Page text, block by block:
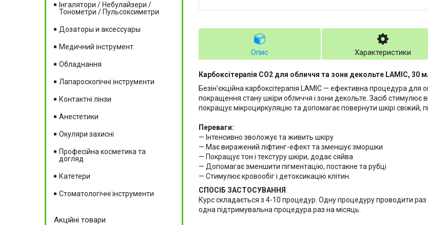
Опис Характеристики
Карбоксітерапія CO2 для обличчя та зони декольте LAMIC, 30
Безінʼєкційна карбоксітерапія LAMIC — ефективна процедура
покращення стану шкіри обличчя і зони декольте. Засіб стимулює
покращує мікроциркуляцію та допомагає повернути шкірі свіжий,
Переваги:
— Інтенсивно зволожує та живить шкіру
— Має виражений ліфтинг-ефект та зменшує зморшки
— Покращує тон і текстуру шкіри, додає сяйва
— Допомагає зменшити пігментацію, постакне та рубці
— Стимулює кровообіг і детоксикацію клітин.
СПОСІБ ЗАСТОСУВАННЯ:
Курс складається з 4-10 процедур. Одну процедуру проводити
одна підтримувальна процедура раз на місяць.
Інгалятори / Небулайзери /
Тонометри / Пульсоксиметри
Дозаторы и аксессуары
Медичний інструмент
Обладнання
Лапароскопічні інструменти
Контактні лінзи
Анестетики
Окуляри захисні
Професійна косметика та
догляд
Катетери
Стоматологічні інструменти
Акційні товари